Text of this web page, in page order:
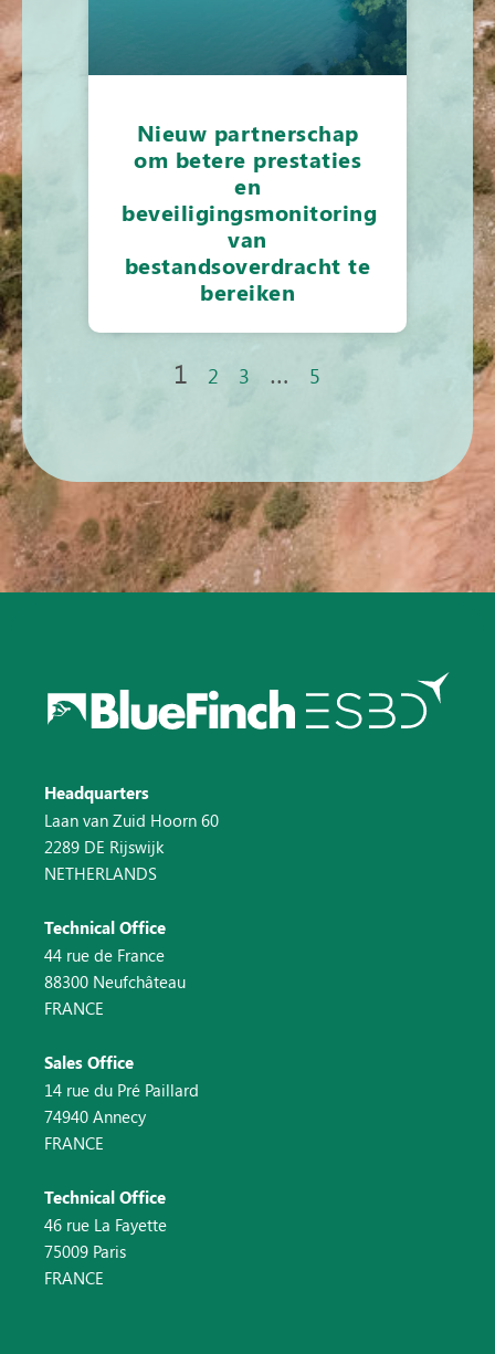
Nieuw partnerschap
om betere prestaties
en
beveiligingsmonitoring
van
bestandsoverdracht te
bereiken
1 2 3 … 5
Headquarters
Laan van Zuid Hoorn 60
2289 DE Rijswijk
NETHERLANDS
Technical Office
44 rue de France
88300 Neufchâteau
FRANCE
Sales Office
14 rue du Pré Paillard
74940 Annecy
FRANCE
Technical Office
46 rue La Fayette
75009 Paris
FRANCE